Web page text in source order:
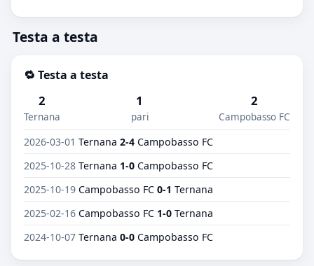
Testa a testa
🔁 Testa a testa
2
Ternana
1
pari
2
Campobasso FC
2026-03-01 Ternana 2-4 Campobasso FC
2025-10-28 Ternana 1-0 Campobasso FC
2025-10-19 Campobasso FC 0-1 Ternana
2025-02-16 Campobasso FC 1-0 Ternana
2024-10-07 Ternana 0-0 Campobasso FC